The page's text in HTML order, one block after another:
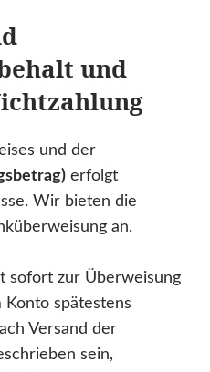
und
und der
erfolgt
Wir bieten die
an.
sofort zur Überweisung
Konto spätestens
Versand der
sein,